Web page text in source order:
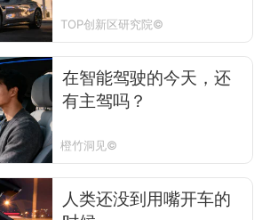
引进美国……
TOP创新区研究院©
在智能驾驶的今天，还
有主驾吗？
橙竹洞见©
人类还没到用嘴开车的